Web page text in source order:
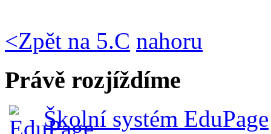
<Zpět na 5.C nahoru
Právě rozjíždíme
Školní systém EduPage